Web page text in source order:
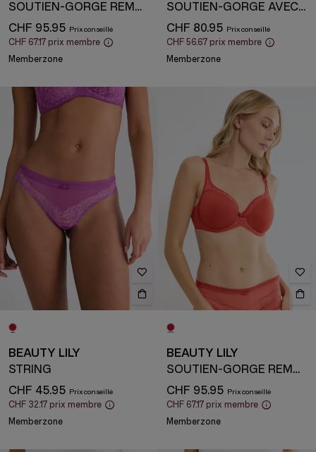
SOUTIEN-GORGE REMBOURRÉ AVEC ARMATURE
CHF 95.95
CHF 67.17 prix membre
Memberzone
SOUTIEN-GORGE AVEC ARMATURE
CHF 80.95
CHF 56.67 prix membre
Memberzone
BEAUTY LILY
STRING
CHF 45.95
CHF 32.17 prix membre
Memberzone
BEAUTY LILY
SOUTIEN-GORGE REMBOURRÉ AVEC ARMATURE
CHF 95.95
CHF 67.17 prix membre
Memberzone